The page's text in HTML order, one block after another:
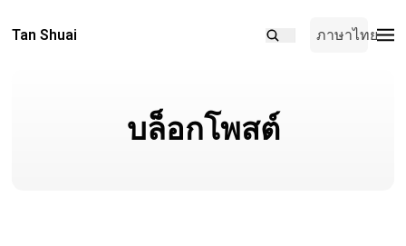
Tan Shuai ภาษาไทย
บล็อกโพสต์